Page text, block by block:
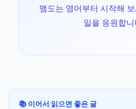
맴도는 영어부터 시작해
일을 응원합니
📚 이어서 읽으면 좋은 글